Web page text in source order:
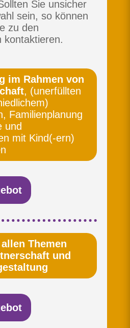
Sie unsicher
sein, so können
zu den
kontaktieren.
im Rahmen von
, (unerfüllten
Familienplanung
und
mit Kind(-ern)
Themen
und